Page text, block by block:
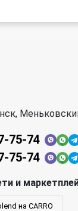
75-74
75-74
и
на CARRO